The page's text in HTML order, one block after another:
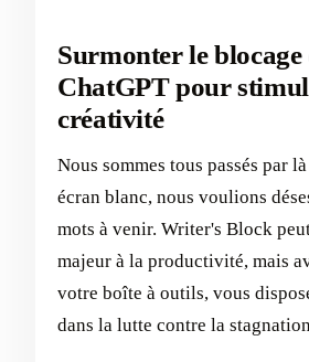
Surmonter le blocage
ChatGPT pour
créativité
Nous sommes tous passés par
écran blanc, nous voulions
mots à venir. Writer's Block
majeur à la productivité, mais
votre boîte à outils, vous
dans la lutte contre la